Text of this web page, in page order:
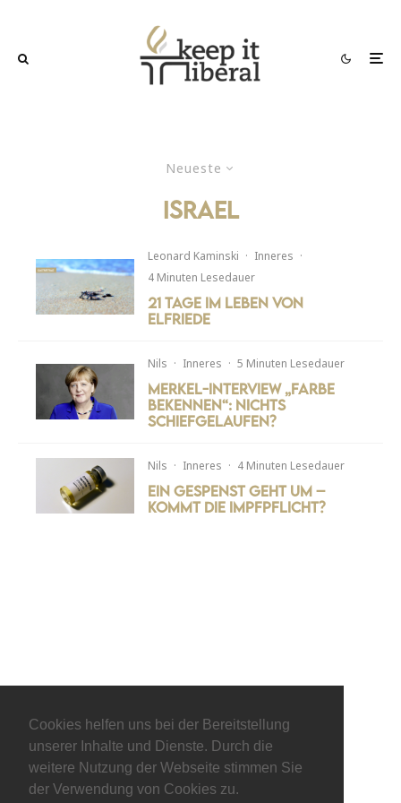
Cookies helfen uns bei der Bereitstellung
unserer Inhalte und Dienste. Durch die
weitere Nutzung der Webseite stimmen Sie
der Verwendung von Cookies zu.
Neueste
israel
Leonard Kaminski · Inneres ·
4 Minuten Lesedauer
21 Tage im Leben von
Elfriede
Nils · Inneres · 5 Minuten Lesedauer
Merkel-Interview „Farbe
bekennen“: Nichts
schiefgelaufen?
Nils · Inneres · 4 Minuten Lesedauer
Ein Gespenst geht um –
kommt die Impfpflicht?
© keepitliberal.de